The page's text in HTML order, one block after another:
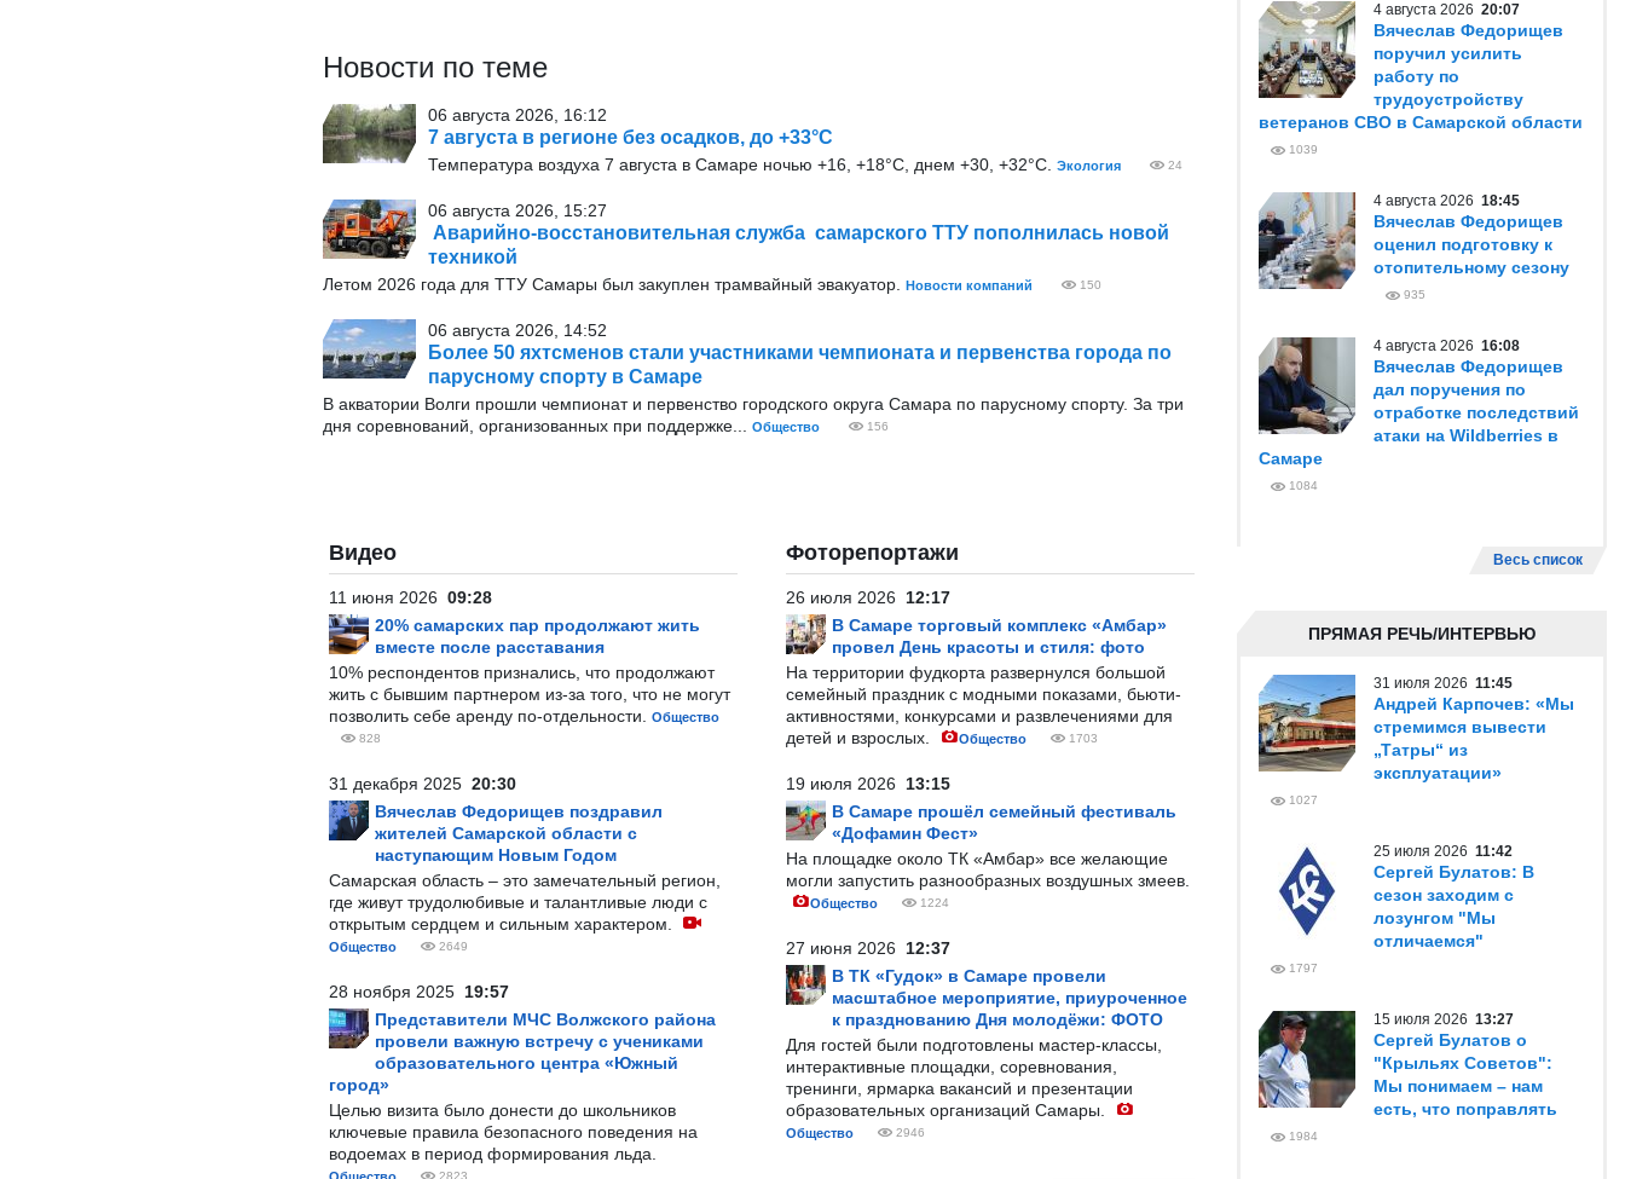
Новости по теме
06 августа 2026, 16:12
7 августа в регионе без осадков, до +33°С
Температура воздуха 7 августа в Самаре ночью +16, +18°С, днем +30, +32°С. Экология 24
06 августа 2026, 15:27
Аварийно-восстановительная служба самарского ТТУ пополнилась новой
техникой
Летом 2026 года для ТТУ Самары был закуплен трамвайный эвакуатор. Новости компаний 150
06 августа 2026, 14:52
Более 50 яхтсменов стали участниками чемпионата и первенства города по
парусному спорту в Самаре
В акватории Волги прошли чемпионат и первенство городского округа Самара по парусному спорту. За три
дня соревнований, организованных при поддержке...
Общество 156
Видео
11 июня 2026 09:28
20% самарских пар продолжают жить
вместе после расставания
10% респондентов признались, что продолжают
жить с бывшим партнером из-за того, что не могут
позволить себе аренду по-отдельности.
Общество
828
31 декабря 2025 20:30
Вячеслав Федорищев поздравил
жителей Самарской области с
наступающим Новым Годом
Самарская область – это замечательный регион,
где живут трудолюбивые и талантливые люди с
открытым сердцем и сильным характером.
Общество 2649
28 ноября 2025 19:57
Представители МЧС Волжского района
провели важную встречу с учениками
образовательного центра «Южный
город»
Целью визита было донести до школьников
ключевые правила безопасного поведения на
водоемах в период формирования льда.
2823
Фоторепортажи
26 июля 2026 12:17
В Самаре торговый комплекс «Амбар»
провел День красоты и стиля: фото
На территории фудкорта развернулся большой
семейный праздник с модными показами, бьюти-
активностями, конкурсами и развлечениями для
детей и взрослых.
Общество 1703
19 июля 2026 13:15
В Самаре прошёл семейный фестиваль
«Дофамин Фест»
На площадке около ТК «Амбар» все желающие
могли запустить разнообразных воздушных змеев.
Общество 1224
27 июня 2026 12:37
В ТК «Гудок» в Самаре провели
масштабное мероприятие, приуроченное
к празднованию Дня молодёжи: ФОТО
Для гостей были подготовлены мастер-классы,
интерактивные площадки, соревнования,
тренинги, ярмарка вакансий и презентации
образовательных организаций Самары.
Общество 2946
4 августа 2026 20:07
Вячеслав Федорищев
поручил усилить
работу по
трудоустройству
ветеранов СВО в Самарской области
1039
4 августа 2026 18:45
Вячеслав Федорищев
оценил подготовку к
отопительному сезону
935
4 августа 2026 16:08
Вячеслав Федорищев
дал поручения по
отработке последствий
атаки на Wildberries в
Самаре
1084
Весь список
ПРЯМАЯ РЕЧЬ/ИНТЕРВЬЮ
31 июля 2026 11:45
Андрей Карпочев: «Мы
стремимся вывести
„Татры“ из
эксплуатации»
1027
25 июля 2026 11:42
Сергей Булатов: В
сезон заходим с
лозунгом "Мы
отличаемся"
1797
15 июля 2026 13:27
Сергей Булатов о
"Крыльях Советов":
Мы понимаем – нам
есть, что поправлять
1984